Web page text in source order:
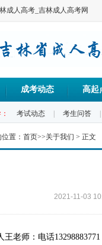
成人高考_吉林成人高考网
成考动态 高起
考试动态 考生问答
置： 首页>>关于我们 > 正文
2021-11-03
王老师：电话